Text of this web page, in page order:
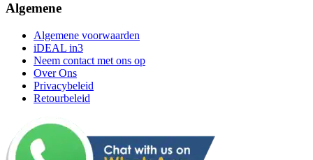
Algemene
Algemene voorwaarden
iDEAL in3
Neem contact met ons op
Over Ons
Privacybeleid
Retourbeleid